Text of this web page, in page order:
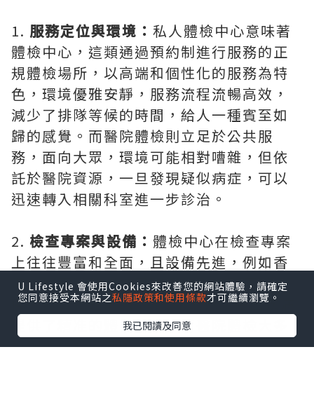
1. 服務定位與環境： 私人體檢中心意味著
體檢中心，這類通過預約制進行服務的正
規體檢場所，以高端和個性化的服務為特
色，環境優雅安靜，服務流程流暢高效，
減少了排隊等候的時間，給人一種賓至如
歸的感覺。而醫院體檢則立足於公共服
務，面向大眾，環境可能相對嘈雜，但依
託於醫院資源，一旦發現疑似病症，可以
迅速轉入相關科室進一步診治。
2. 檢查專案與設備： 體檢中心在檢查專案
上往往豐富和全面，且設備先進，例如香
港中環專科就引進了國際領先的醫療設
備，對於查超前癌症/胎兒染色體基因疾病
提供了精准的體檢結果。而醫院體檢大多
所配置的設備不會去跟進國際前沿，所提
U Lifestyle 會使用Cookies來改善您的網站體驗，請確定
您同意接受本網站之私隱政策和使用條款才可繼續瀏覽。
我已閱讀及同意